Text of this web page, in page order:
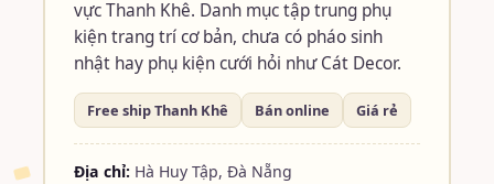
vực Thanh Khê. Danh mục tập trung phụ
kiện trang trí cơ bản, chưa có pháo sinh
nhật hay phụ kiện cưới hỏi như Cát Decor.
Free ship Thanh Khê Bán online Giá rẻ
Địa chỉ: Hà Huy Tập, Đà Nẵng